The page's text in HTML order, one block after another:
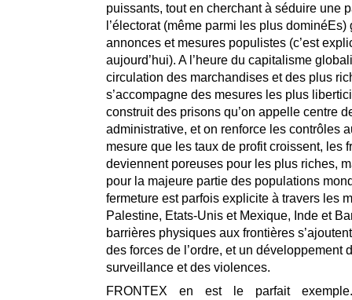
puissants, tout en cherchant à séduire une
l’électorat (même parmi les plus dominéEs)
annonces et mesures populistes (c’est
aujourd’hui). A l’heure du capitalisme
circulation des marchandises et des plus
s’accompagne des mesures les plus
construit des prisons qu’on appelle centre
administrative, et on renforce les contrôles
mesure que les taux de profit croissent, les
deviennent poreuses pour les plus riches,
pour la majeure partie des populations
fermeture est parfois explicite à travers les
Palestine, Etats-Unis et Mexique, Inde et
barrières physiques aux frontières
des forces de l’ordre, et un développement
surveillance et des violences.
FRONTEX en est le parfait